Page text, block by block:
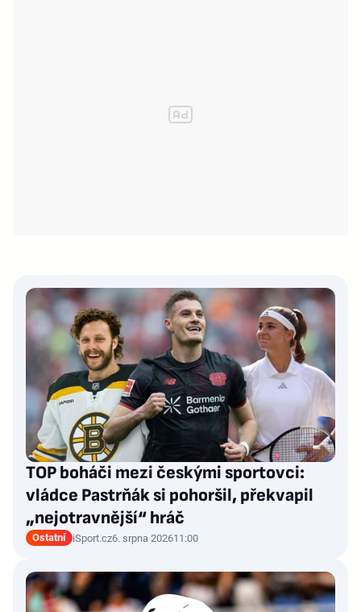
TOP boháči mezi českými sportovci:
vládce Pastrňák si pohoršil, překvapil
„nejotravnější“ hráč
Ostatní iSport.cz6. srpna 202611:00